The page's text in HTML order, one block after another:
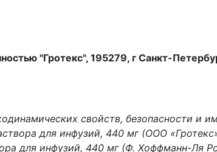
"Гротекс", 195279, г Санкт-
свойств, безопасности и
для инфузий, 440 мг (ООО
для инфузий, 440 мг (Ф. Хоффманн-